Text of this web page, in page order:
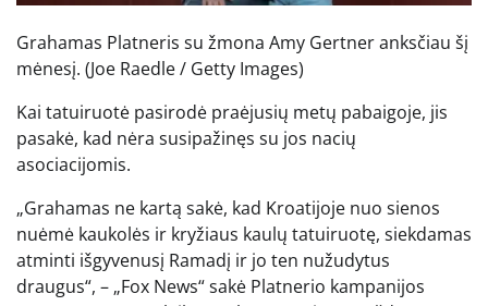
Grahamas Platneris su žmona Amy Gertner anksčiau šį
mėnesį. (Joe Raedle / Getty Images)
Kai tatuiruotė pasirodė praėjusių metų pabaigoje, jis
pasakė, kad nėra susipažinęs su jos nacių
asociacijomis.
„Grahamas ne kartą sakė, kad Kroatijoje nuo sienos
nuėmė kaukolės ir kryžiaus kaulų tatuiruotę, siekdamas
atminti išgyvenusį Ramadį ir jo ten nužudytus
draugus“, – „Fox News“ sakė Platnerio kampanijos